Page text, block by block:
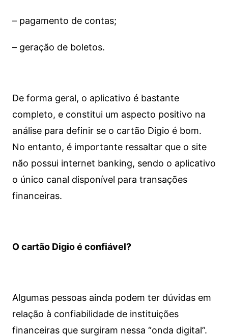
– pagamento de contas;
– geração de boletos.
De forma geral, o aplicativo é bastante
completo, e constitui um aspecto positivo na
análise para definir se o cartão Digio é bom.
No entanto, é importante ressaltar que o site
não possui internet banking, sendo o aplicativo
o único canal disponível para transações
financeiras.
O cartão Digio é confiável?
Algumas pessoas ainda podem ter dúvidas em
relação à confiabilidade de instituições
financeiras que surgiram nessa “onda digital”.